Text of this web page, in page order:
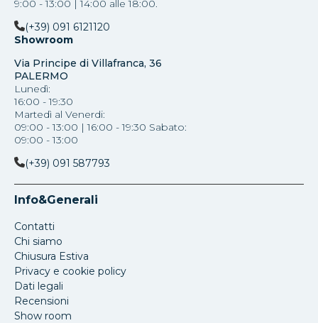
9:00 - 13:00 | 14:00 alle 18:00.
(+39) 091 6121120
Showroom
Via Principe di Villafranca, 36
PALERMO
Lunedì:
16:00 - 19:30
Martedì al Venerdi:
09:00 - 13:00 | 16:00 - 19:30 Sabato:
09:00 - 13:00
(+39) 091 587793
Info&Generali
Contatti
Chi siamo
Chiusura Estiva
Privacy e cookie policy
Dati legali
Recensioni
Show room